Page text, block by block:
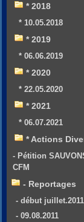
* 2018
* 10.05.2018
* 2019
* 06.06.2019
* 2020
* 22.05.2020
* 2021
* 06.07.2021
* Actions
- Pétition
CFM
- Reportages
- début juillet.2011
- 09.08.2011